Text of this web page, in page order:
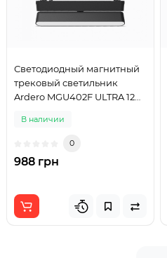
Светодиодный магнитный
трековый светильник
Ardero MGU402F ULTRA 12Вт
В наличии
0
988 грн